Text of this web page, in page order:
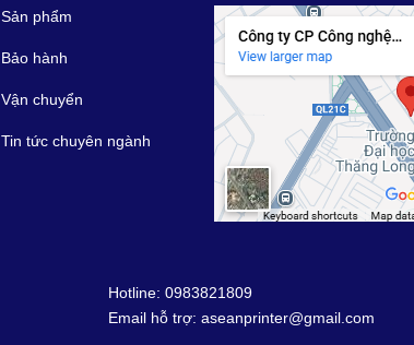
Sản phẩm
Bảo hành
Vận chuyển
Tin tức chuyên ngành
Hotline: 0983821809
Email hỗ trợ: aseanprinter@gmail.com